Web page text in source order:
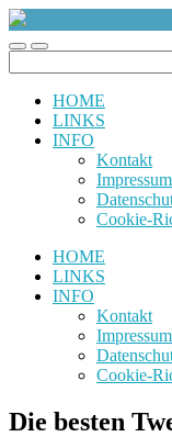
uiuiuiuiuiuiui.de
Toggle
mobile
Toggle
search
nach:
HOME
LINKS
INFO
Kontakt
Impressum
Cookie-
HOME
LINKS
INFO
Kontakt
Impressum
Cookie-
Die besten